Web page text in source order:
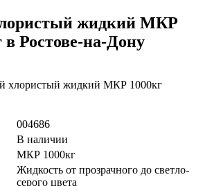
жидкий МКР
в Ростове-на-Дону
004686
В наличии
МКР 1000кг
Жидкость от прозрачного до светло-
серого цвета